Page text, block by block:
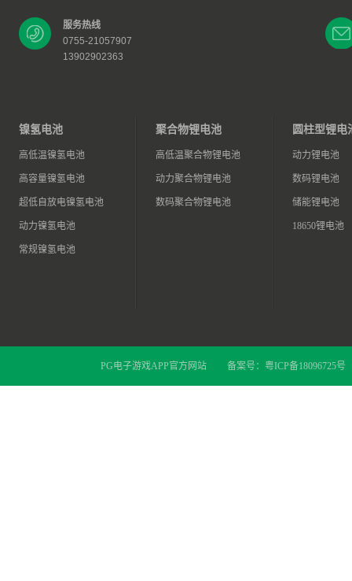
服务热线
0755-21057907
13902902363
镍氢电池
高低温镍氢电池
高容量镍氢电池
超低自放电镍氢电池
动力镍氢电池
常规镍氢电池
聚合物锂电池
高低温聚合物锂电池
动力聚合物锂电池
数码聚合物锂电池
圆柱型锂电
动力锂电池
数码锂电池
储能锂电池
18650锂电池
PG电子游戏APP官方网站 备案号： 粤ICP备18096725号